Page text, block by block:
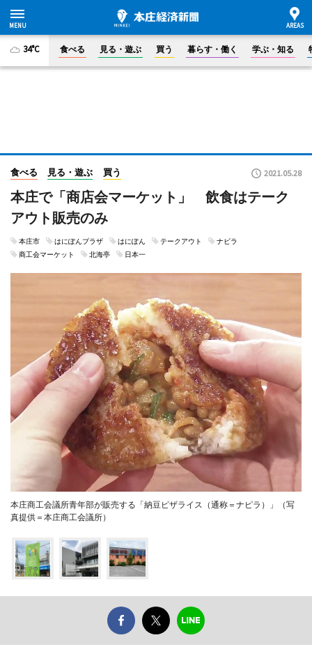
34°C 食べる 見る・遊ぶ 買う 暮らす・働く 学ぶ・知る
食べる 見る・遊ぶ 買う 2021.05.28
本庄で「商店会マーケット」 飲食はテーク
アウト販売のみ
本庄市 はにぽんプラザ はにぽん テークアウト
ナピラ
商工会マーケット
北海亭 日本一
本庄商工会議所青年部が販売する「納豆ピザライス（通称＝ナピラ）」（写
真提供＝本庄商工会議所）